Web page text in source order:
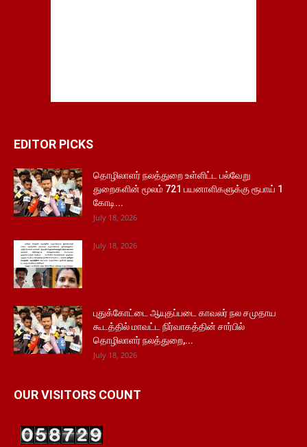
EDITOR PICKS
தொழிலாளர் நலத்துறை உள்ளிட்ட பல்வேறு
துறைகளின் மூலம் 721 பயனாளிகளுக்கு ரூபாய் 1
கோடி...
July 18, 2026
July 18, 2026
புதுக்கோட்டை ஆயுதப்படை காவலர் நல சமுதாய
கூடத்தில் மாவட்ட நிர்வாகத்தின் சார்பில்
தொழிலாளர் நலத்துறை,...
July 18, 2026
OUR VISITORS COUNT